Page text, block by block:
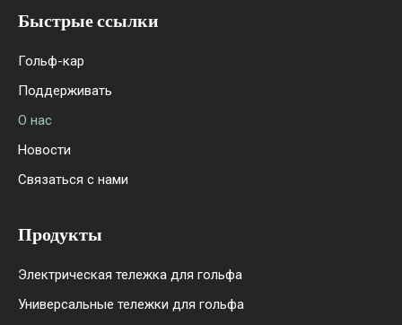
Быстрые ссылки
Гольф-кар
Поддерживать
О нас
Новости
Связаться с нами
Продукты
Электрическая тележка для гольфа
Универсальные тележки для гольфа